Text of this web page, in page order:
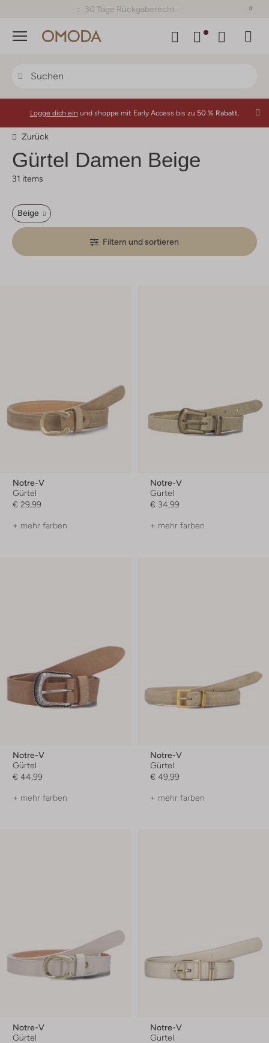
30 Tage Rückgaberecht
Menü
Logge dich ein und shoppe mit Early Access bis zu 50 % Rabatt.
Zurück
Gürtel Damen Beige
31 items
Beige
Filtern und sortieren
Notre-V
Gürtel
€ 29,99
+ mehr farben
Notre-V
Gürtel
€ 34,99
+ mehr farben
Notre-V
Gürtel
€ 44,99
+ mehr farben
Notre-V
Gürtel
€ 49,99
+ mehr farben
Notre-V
Gürtel
Notre-V
Gürtel